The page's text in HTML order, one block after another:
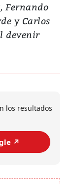
Fernando
y Carlos
devenir
los resultados
↗️